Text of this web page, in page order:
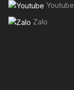
Youtube
Zalo